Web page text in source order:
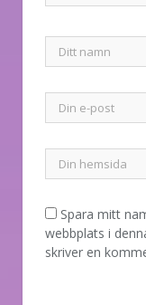
Spara mitt
webbplats i
skriver en